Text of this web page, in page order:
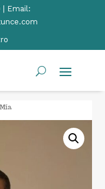
| Email: